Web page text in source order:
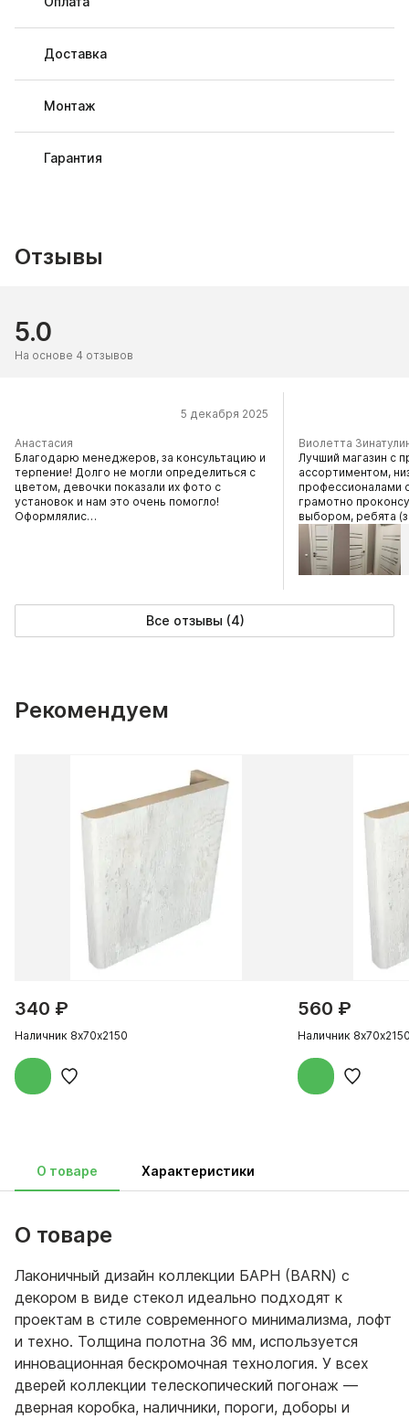
Доставка
Монтаж
Гарантия
Отзывы
5.0
На основе 4 отзывов
5 декабря 2025
Анастасия
Благодарю менеджеров, за консультацию и
терпение! Долго не могли определиться с
цветом, девочки показали их фото с
установок и нам это очень помогло!
Оформлялис…
Виолетта
Лучший магазин с
ассортиментом,
профессионалами
грамотно
выбором, ребята
Все отзывы (4)
Рекомендуем
340 ₽
Наличник 8х70х2150
560 ₽
Наличник
О товаре Характеристики
О товаре
Лаконичный дизайн коллекции БАРН (BARN) с
декором в виде стекол идеально подходят к
проектам в стиле современного минимализма, лофт
и техно. Толщина полотна 36 мм, используется
инновационная бескромочная технология. У всех
дверей коллекции телескопический погонаж —
дверная коробка, наличники, пороги, доборы и